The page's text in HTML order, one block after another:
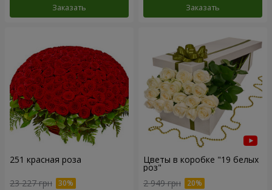
Заказать Заказать
251 красная роза
23 227 грн
Цветы в коробке "19 белых
роз"
2 949 грн